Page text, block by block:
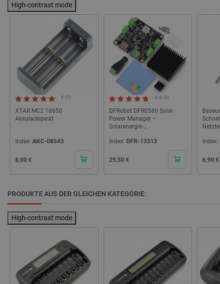
High-contrast mode
5 (7)
XTAR MC2 18650
Akkuladegerät
Index: AKC-08543
Cena
6,00 €
4.8 (5)
DFRobot DFR0580 Solar
Power Manager –
Solarenergie-
Blei-Säure-Batterien
Index: DFR-13313
Cena
29,50 €
Index:
Cena
6,90 €
PRODUKTE AUS DER GLEICHEN KATEGORIE:
High-contrast mode
_lb .botland.de
CookieScriptConsent
CookieScript
botland.de
2
isListDisplay
LaSID
Quality Unit
LLC
botland.de